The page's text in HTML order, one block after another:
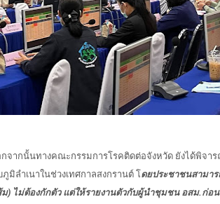
จากนั้นทางคณะกรรมการโรคติดต่อจังหวัด ยังได้พิจา
ภูมิลำเนาในช่วงเทศกาลสงกรานต์ โดยประชาชนสามา
) ไม่ต้องกักตัว แต่ให้รายงานตัวกับผู้นำชุมชน อสม.ก่อน